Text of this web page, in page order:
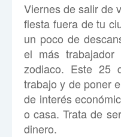
Viernes de salir de
fiesta fuera de tu
un poco de
el más
zodiaco. Este 25
trabajo y de poner
de interés
o casa. Trata de
dinero.